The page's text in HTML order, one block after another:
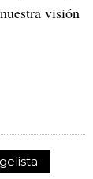
visión